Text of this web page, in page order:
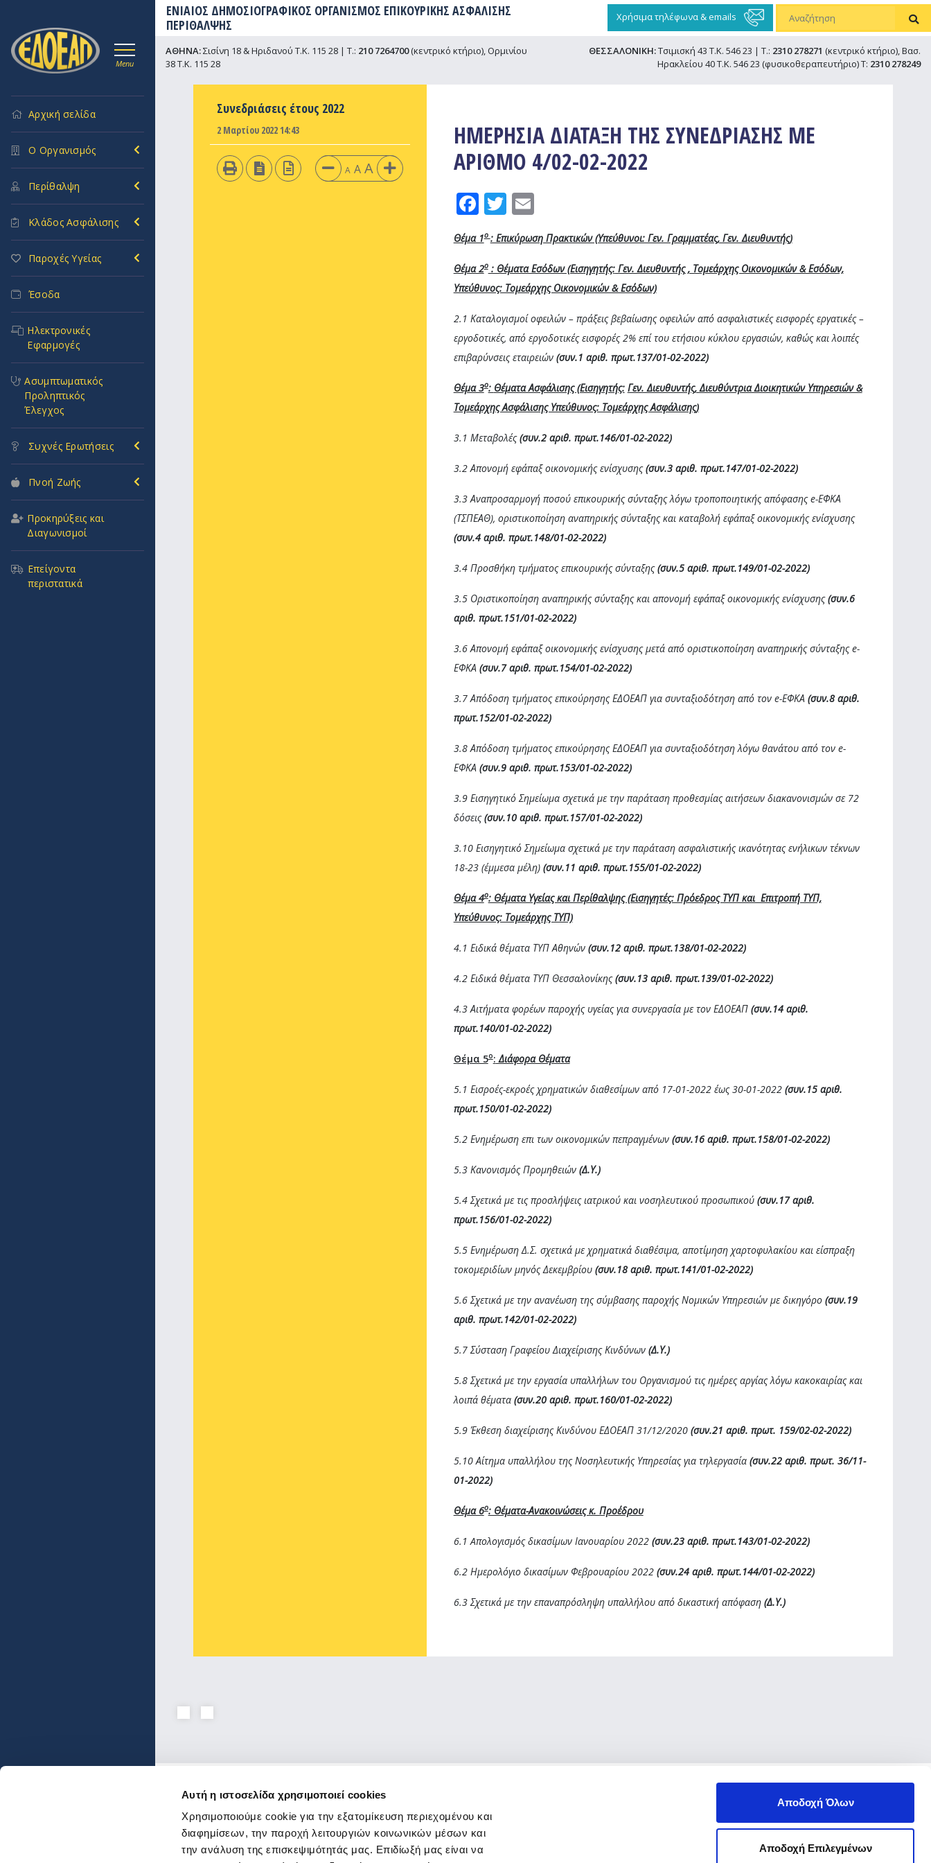
Αυτή η ιστοσελίδα χρησιμοποιεί cookies
Χρησιμοποιούμε cookie για την εξατομίκευση περιεχομένου και
διαφημίσεων, την παροχή λειτουργιών κοινωνικών μέσων και
την ανάλυση της επισκεψιμότητάς μας. Επιδίωξή μας είναι να
Αποδοχή Όλων
Αποδοχή Επιλεγμένων
ΕΝΙΑΙΟΣ ΔΗΜΟΣΙΟΓΡΑΦΙΚΟΣ ΟΡΓΑΝΙΣΜΟΣ ΕΠΙΚΟΥΡΙΚΗΣ ΑΣΦΑΛΙΣΗΣ
ΠΕΡΙΘΑΛΨΗΣ
Χρήσιμα τηλέφωνα & emails
Menu
Αρχική σελίδα
Ο Οργανισμός
Περίθαλψη
Κλάδος Ασφάλισης
Παροχές Υγείας
Έσοδα
Ηλεκτρονικές
Εφαρμογές
Ασυμπτωματικός
Προληπτικός
Έλεγχος
Συχνές Ερωτήσεις
Πνοή Ζωής
Προκηρύξεις και
Διαγωνισμοί
Επείγοντα
περιστατικά
ΑΘΗΝΑ:Σισίνη 18 & Ηριδανού Τ.Κ. 115 28 | Τ.: 210 7264700(κεντρικό κτήριο), Ορμινίου
38 Τ.Κ. 115 28
ΘΕΣΣΑΛΟΝΙΚΗ:Τσιμισκή 43 Τ.Κ. 546 23 | Τ.: 2310 278271 (κεντρικό κτήριο), Βασ.
Ηρακλείου 40 Τ.Κ. 546 23 (φυσικοθεραπευτήριο) Τ: 2310 278249
Συνεδριάσεις έτους 2022
2 Μαρτίου 2022 14:43
A A A
ΗΜΕΡΗΣΙΑ ΔΙΑΤΑΞΗ ΤΗΣ ΣΥΝΕΔΡΙΑΣΗΣ ΜΕ
ΑΡΙΘΜΟ 4/02-02-2022
Facebook
Twitter
Email
Θέμα 1ο: Επικύρωση Πρακτικών (Υπεύθυνοι: Γεν. Γραμματέας, Γεν. Διευθυντής)
Θέμα 2ο: Θέματα Εσόδων (Εισηγητής:Γεν. Διευθυντής, Τομεάρχης Οικονομικών & Εσόδων,
Υπεύθυνος: Τομεάρχης Οικονομικών & Εσόδων)
2.1 Καταλογισμοί οφειλών – πράξεις βεβαίωσης οφειλών από ασφαλιστικές εισφορές εργατικές –
εργοδοτικές, από εργοδοτικές εισφορές 2% επί του ετήσιου κύκλου εργασιών, καθώς και λοιπές
επιβαρύνσεις εταιρειών (συν.1 αριθ. πρωτ.137/01-02-2022)
Θέμα 3ο: Θέματα Ασφάλισης (Εισηγητής: Γεν. Διευθυντής, Διευθύντρια Διοικητικών Υπηρεσιών &
Τομεάρχης Ασφάλισης Υπεύθυνος: Τομεάρχης Ασφάλισης)
3.1 Μεταβολές(συν.2 αριθ. πρωτ.146/01-02-2022)
3.2 Απονομή εφάπαξ οικονομικής ενίσχυσης(συν.3 αριθ. πρωτ.147/01-02-2022)
3.3 Αναπροσαρμογή ποσού επικουρικής σύνταξης λόγω τροποποιητικής απόφασης e-ΕΦΚΑ
(ΤΣΠΕΑΘ), οριστικοποίηση αναπηρικής σύνταξης και καταβολή εφάπαξ οικονομικής ενίσχυσης
(συν.4 αριθ. πρωτ.148/01-02-2022)
3.4 Προσθήκη τμήματος επικουρικής σύνταξης(συν.5 αριθ. πρωτ.149/01-02-2022)
3.5 Οριστικοποίηση αναπηρικής σύνταξης και απονομή εφάπαξ οικονομικής ενίσχυσης(συν.6
αριθ. πρωτ.151/01-02-2022)
3.6 Απονομή εφάπαξ οικονομικής ενίσχυσης μετά από οριστικοποίηση αναπηρικής σύνταξης e-
ΕΦΚΑ (συν.7 αριθ. πρωτ.154/01-02-2022)
3.7 Απόδοση τμήματος επικούρησης ΕΔΟΕΑΠ για συνταξιοδότηση από τον e-ΕΦΚΑ (συν.8 αριθ.
πρωτ.152/01-02-2022)
3.8 Απόδοση τμήματος επικούρησης ΕΔΟΕΑΠ για συνταξιοδότηση λόγω θανάτου από τον e-
ΕΦΚΑ (συν.9 αριθ. πρωτ.153/01-02-2022)
3.9 Εισηγητικό Σημείωμα σχετικά με την παράταση προθεσμίας αιτήσεων διακανονισμών σε 72
δόσεις(συν.10 αριθ. πρωτ.157/01-02-2022)
3.10 Εισηγητικό Σημείωμα σχετικά με την παράταση ασφαλιστικής ικανότητας ενήλικων τέκνων
18-23 (έμμεσα μέλη) (συν.11 αριθ. πρωτ.155/01-02-2022)
Θέμα 4ο: Θέματα Υγείας και Περίθαλψης (Εισηγητές: Πρόεδρος ΤΥΠ και Επιτροπή ΤΥΠ,
Υπεύθυνος: Τομεάρχης ΤΥΠ)
4.1 Ειδικά θέματα ΤΥΠ Αθηνών (συν.12 αριθ. πρωτ.138/01-02-2022)
4.2 Ειδικά θέματα ΤΥΠ Θεσσαλονίκης(συν.13 αριθ. πρωτ.139/01-02-2022)
4.3 Αιτήματα φορέων παροχής υγείας για συνεργασία με τον ΕΔΟΕΑΠ (συν.14 αριθ.
πρωτ.140/01-02-2022)
Θέμα 5ο: Διάφορα Θέματα
5.1 Εισροές-εκροές χρηματικών διαθεσίμων από 17-01-2022 έως 30-01-2022 (συν.15 αριθ.
πρωτ.150/01-02-2022)
5.2 Ενημέρωση επι των οικονομικών πεπραγμένων(συν.16 αριθ. πρωτ.158/01-02-2022)
5.3 Κανονισμός Προμηθειών (Δ.Υ.)
5.4 Σχετικά με τις προσλήψεις ιατρικού και νοσηλευτικού προσωπικού(συν.17 αριθ.
πρωτ.156/01-02-2022)
5.5 Ενημέρωση Δ.Σ. σχετικά με χρηματικά διαθέσιμα, αποτίμηση χαρτοφυλακίου και είσπραξη
τοκομεριδίων μηνός Δεκεμβρίου (συν.18 αριθ. πρωτ.141/01-02-2022)
5.6 Σχετικά με την ανανέωση της σύμβασης παροχής Νομικών Υπηρεσιών με δικηγόρο (συν.19
αριθ. πρωτ.142/01-02-2022)
5.7 Σύσταση Γραφείου Διαχείρισης Κινδύνων (Δ.Υ.)
5.8 Σχετικά με την εργασία υπαλλήλων του Οργανισμού τις ημέρες αργίας λόγω κακοκαιρίας και
λοιπά θέματα (συν.20 αριθ. πρωτ.160/01-02-2022)
5.9 Έκθεση διαχείρισης Κινδύνου ΕΔΟΕΑΠ 31/12/2020 (συν.21 αριθ. πρωτ. 159/02-02-2022)
5.10 Αίτημα υπαλλήλου της Νοσηλευτικής Υπηρεσίας για τηλεργασία (συν.22 αριθ. πρωτ. 36/11-
01-2022)
Θέμα 6ο: Θέματα-Ανακοινώσεις κ. Προέδρου
6.1 Aπολογισμός δικασίμων Ιανουαρίου 2022 (συν.23 αριθ. πρωτ.143/01-02-2022)
6.2 Ημερολόγιο δικασίμων Φεβρουαρίου 2022 (συν.24 αριθ. πρωτ.144/01-02-2022)
6.3 Σχετικά με την επαναπρόσληψη υπαλλήλου από δικαστική απόφαση (Δ.Υ.)
Ενώσεις και Ομοσπονδίες
Χρήσιμοι κόμβοι
Επικοινωνία
ΑΘΗΝΑ
Σισίνη 18 &
Ηριδανού(κεντρικό
κτήριο)